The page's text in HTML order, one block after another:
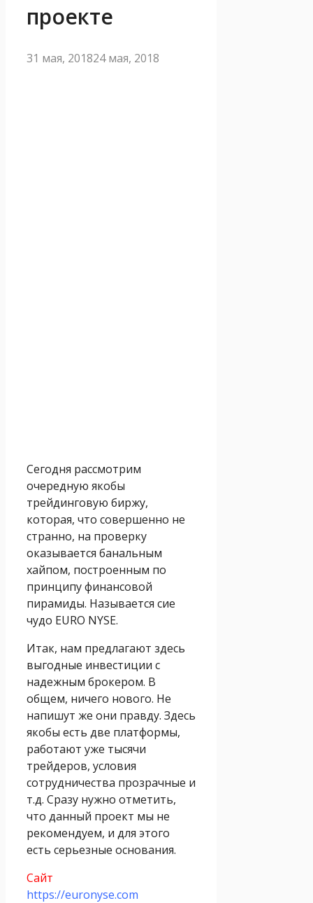
проекте
31 мая, 201824 мая, 2018
Сегодня рассмотрим
очередную якобы
трейдинговую биржу,
которая, что совершенно не
странно, на проверку
оказывается банальным
хайпом, построенным по
принципу финансовой
пирамиды. Называется сие
чудо EURO NYSE.
Итак, нам предлагают здесь
выгодные инвестиции с
надежным брокером. В
общем, ничего нового. Не
напишут же они правду. Здесь
якобы есть две платформы,
работают уже тысячи
трейдеров, условия
сотрудничества прозрачные и
т.д. Сразу нужно отметить,
что данный проект мы не
рекомендуем, и для этого
есть серьезные основания.
Сайт
https://euronyse.com